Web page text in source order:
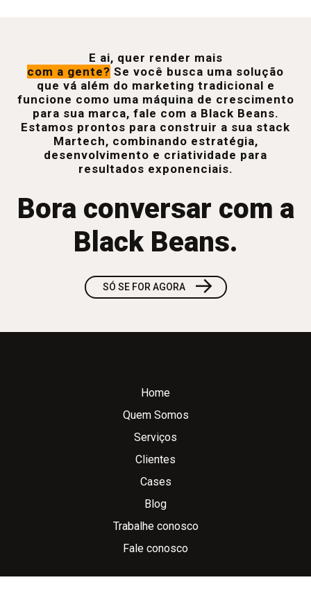
E ai, quer render mais
com a gente? Se você busca uma solução
que vá além do marketing tradicional e
funcione como uma máquina de crescimento
para sua marca, fale com a Black Beans.
Estamos prontos para construir a sua stack
Martech, combinando estratégia,
desenvolvimento e criatividade para
resultados exponenciais.
Bora conversar com a
Black Beans.
SÓ SE FOR AGORA →
Home
Quem Somos
Serviços
Clientes
Cases
Blog
Trabalhe conosco
Fale conosco